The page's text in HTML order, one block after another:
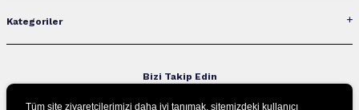
Kategoriler
Bizi Takip Edin
Tüm site ziyaretçilerimizi daha iyi tanımak, sitemizdeki kullanıcı